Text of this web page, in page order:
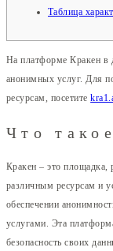
Таблица
На платформе Кракен в
анонимных услуг. Для
ресурсам, посетите
Что
Кракен – это площадка,
различным ресурсам и
обеспечении
услугами. Эта
безопасность своих